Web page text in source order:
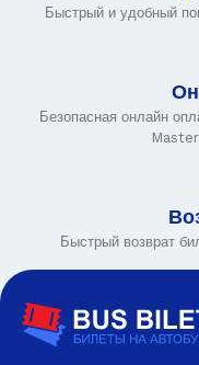
Быстрый и удобный
Безопасная онлайн
Быстрый возврат